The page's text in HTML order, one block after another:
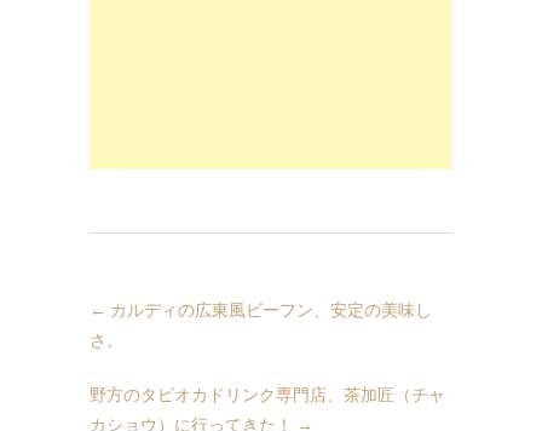
← カルディの広東風ビーフン、安定の美味し
さ。
野方のタピオカドリンク専門店、茶加匠（チャ
カショウ）に行ってきた！
→